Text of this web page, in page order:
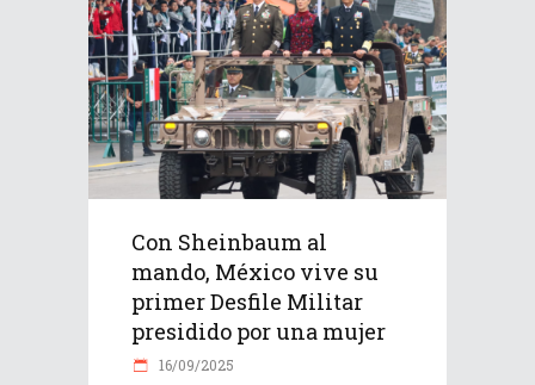
Con Sheinbaum al
mando, México vive su
primer Desfile Militar
presidido por una mujer
16/09/2025